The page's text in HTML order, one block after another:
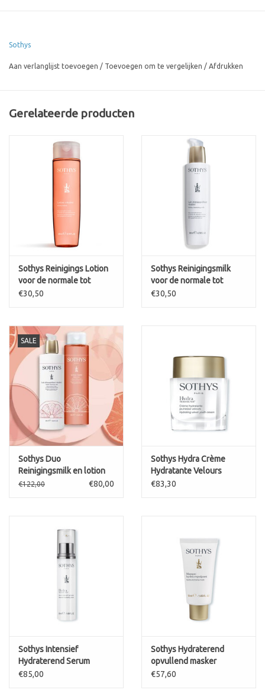
Sothys
Aan verlanglijst toevoegen / Toevoegen om te vergelijken / Afdrukken
Gerelateerde producten
Sothys Reinigings Lotion
voor de normale tot
gemengde huid Vitalité
€30,50
Sothys Reinigingsmilk
voor de normale tot
gemengde huid Lait
€30,50
SALE
Sothys Duo
Reinigingsmilk en lotion
gemengde en normale
€122,00 €80,00
Sothys Hydra Crème
Hydratante Velours
(dikkere textuur)
€83,30
Sothys Intensief
Hydraterend Serum
Hydratant Intensif 4
€85,00
Sothys Hydraterend
opvullend masker
masque hydra repulpant
€57,60